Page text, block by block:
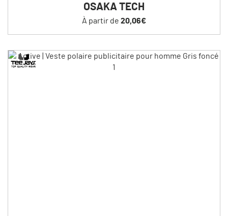
OSAKA TECH
À partir de 20,06€